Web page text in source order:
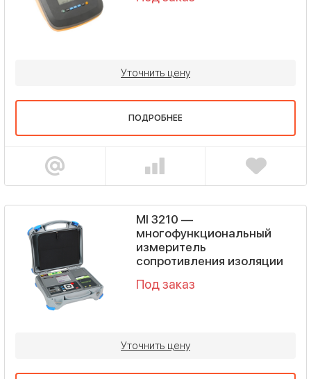
Уточнить цену
ПОДРОБНЕЕ
MI 3210 —
многофункциональный
измеритель
сопротивления изоляции
Под заказ
Уточнить цену